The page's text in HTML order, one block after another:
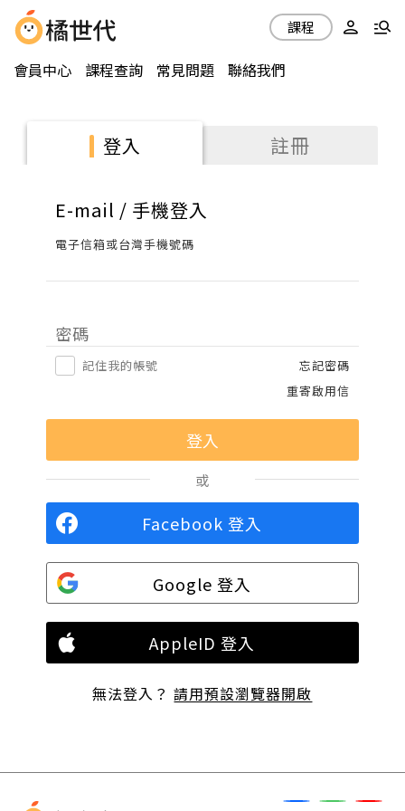
會員中心 課程查詢 常見問題 聯絡我們
課程
登入 註冊
E-mail / 手機登入
電子信箱或台灣手機號碼
密碼
記住我的帳號
忘記密碼
重寄啟用信
或
Facebook 登入
Google 登入
AppleID 登入
無法登入？請用預設瀏覽器開啟